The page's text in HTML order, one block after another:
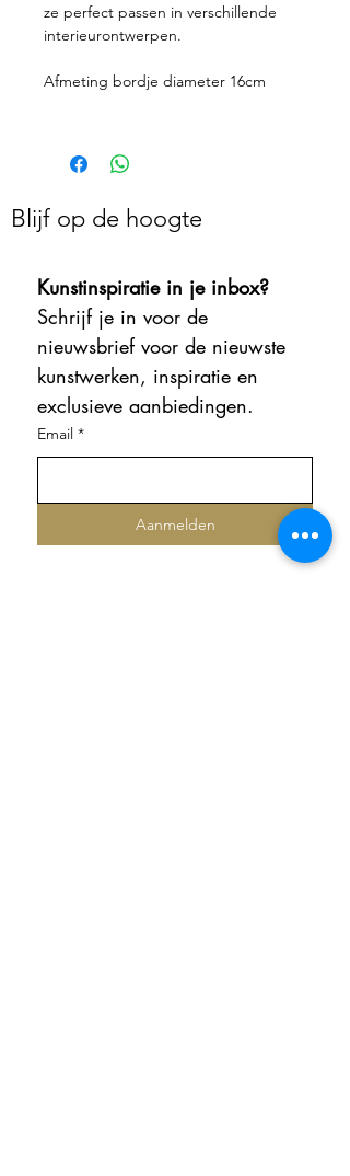
ze perfect passen in verschillende
interieurontwerpen.
Afmeting bordje diameter 16cm
Blijf op de hoogte
Kunstinspiratie in je inbox?
Schrijf je in voor de
nieuwsbrief voor de nieuwste
kunstwerken, inspiratie en
exclusieve aanbiedingen.
Email *
Aanmelden